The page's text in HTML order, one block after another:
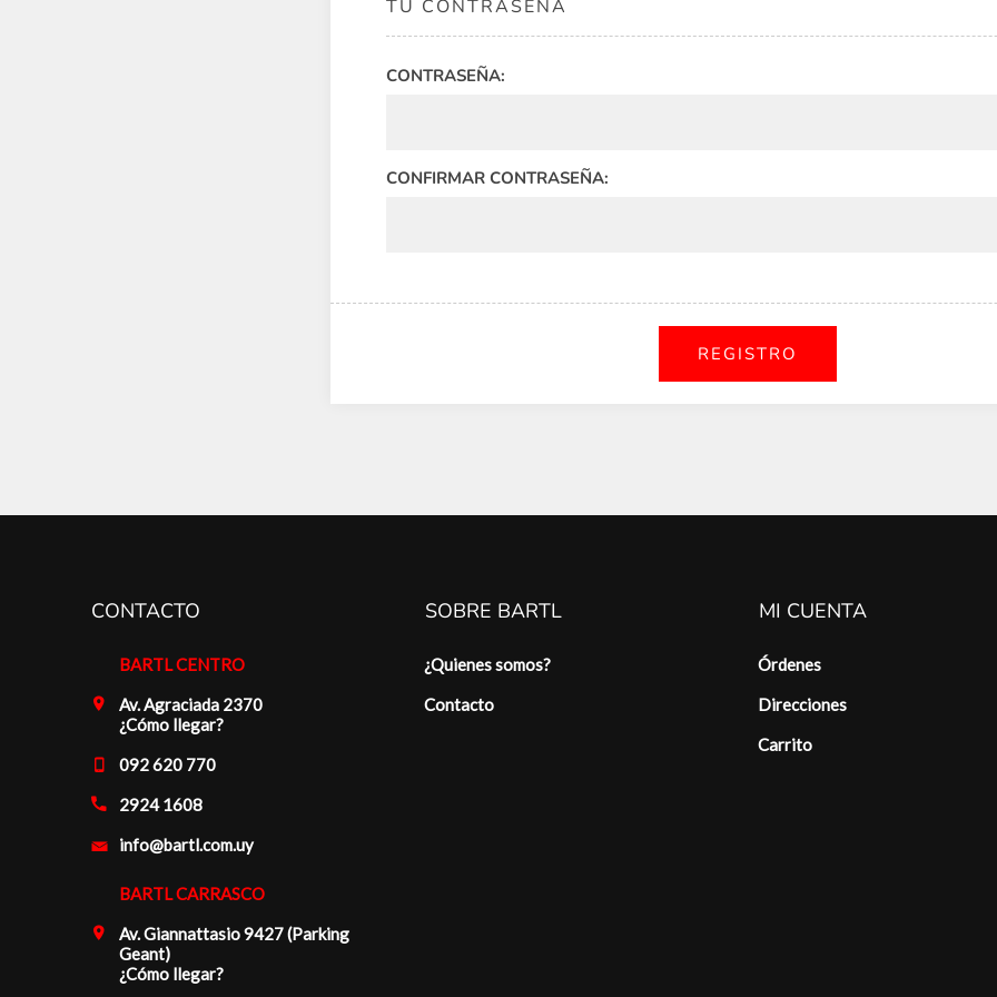
TU CONTRASEÑA
CONTRASEÑA:
CONFIRMAR CONTRASEÑA:
CONTACTO
BARTL CENTRO
Av. Agraciada 2370
¿Cómo llegar?
092 620 770
2924 1608
info@bartl.com.uy
BARTL CARRASCO
Av. Giannattasio 9427 (Parking
Geant)
¿Cómo llegar?
SOBRE BARTL
¿Quienes somos?
Contacto
MI CUENTA
Órdenes
Direcciones
Carrito